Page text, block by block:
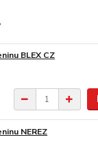
BLEX CZ
NEREZ